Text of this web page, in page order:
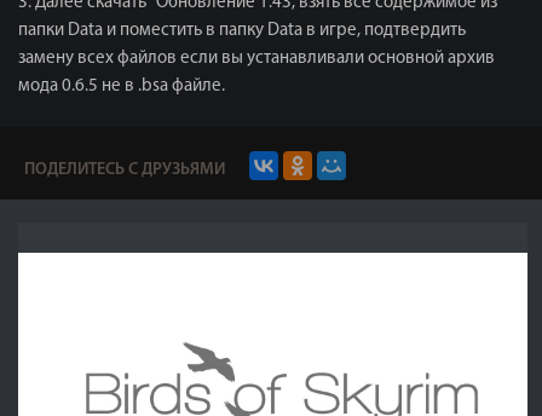
папки Data и поместить в папку Data в игре, подтвердить
замену всех файлов если вы устанавливали основной архив
мода 0.6.5 не в .bsa файле.
ПОДЕЛИТЕСЬ С ДРУЗЬЯМИ